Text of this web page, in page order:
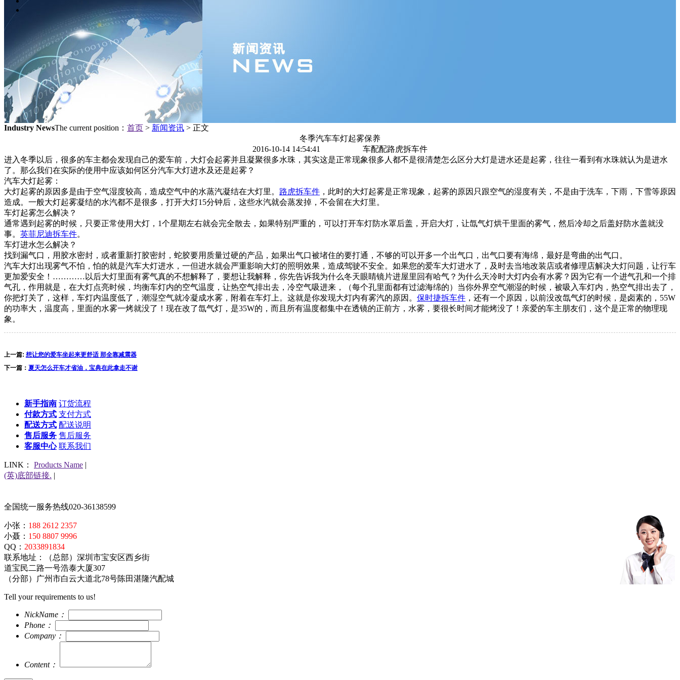
Industry NewsThe current position： 首页 > 新闻资讯 > 正文
冬季汽车车灯起雾保养
2016-10-14 14:54:41
车配配路虎拆车件
进入冬季以后，很多的车主都会发现自己的爱车前，大灯会起雾并且凝聚很多水珠，其实这是正常现象很多人都不是很清楚怎么区分大灯是进水还是起雾，往往一看到有水珠就认为是进水
了。那么我们在实际的使用中应该如何区分汽车大灯进水及还是起雾？
汽车大灯起雾：
大灯起雾的原因多是由于空气湿度较高，造成空气中的水蒸汽凝结在大灯里。 路虎拆车件 ， 此时的大灯起雾是正常现象，起雾的原因只跟空气的湿度有关，不是由于洗车，下雨，下雪等原因
造成。一般大灯起雾凝结的水汽都不是很多，打开大灯15分钟后，这些水汽就会蒸发掉，不会留在大灯里。
车灯起雾怎么解决？
通常遇到起雾的时候，只要正常使用大灯，1个星期左右就会完全散去，如果特别严重的，可以打开车灯防水罩后盖，开启大灯，让氙气灯烘干里面的雾气，然后冷却之后盖好防水盖就没
事。 英菲尼迪拆车件。
车灯进水怎么解决？
找到漏气口，用胶水密封，或者重新打胶密封，蛇胶要用质量过硬的产品，如果出气口被堵住的要打通，不够的可以开多一个出气口，出气口要有海绵，最好是弯曲的出气口。
汽车大灯出现雾气不怕，怕的就是汽车大灯进水，一但进水就会严重影响大灯的照明效果，造成驾驶不安全。如果您的爱车大灯进水了，及时去当地改装店或者修理店解决大灯问题，让行车
更加爱安全！…………以后大灯里面有雾气真的不想解释了，要想让我解释，你先告诉我为什么冬天眼睛镜片进屋里回有哈气？为什么天冷时大灯内会有水雾？因为它有一个进气孔和一个排
气孔，作用就是，在大灯点亮时候，均衡车灯内的空气温度，让热空气排出去，冷空气吸进来，（每个孔里面都有过滤海绵的）当你外界空气潮湿的时候，被吸入车灯内，热空气排出去了，
你把灯关了，这样，车灯内温度低了，潮湿空气就冷凝成水雾，附着在车灯上。这就是你发现大灯内有雾汽的原因。 保时捷拆车件 ，还有一个原因，以前没改氙气灯的时候，是卤素的，55W
的功率大，温度高，里面的水雾一烤就没了！现在改了氙气灯，是35W的，而且所有温度都集中在透镜的正前方，水雾，要很长时间才能烤没了！亲爱的车主朋友们，这个是正常的物理现
象。
上一篇: 想让您的爱车坐起来更舒适 那全靠减震器
下一篇： 夏天怎么开车才省油，宝典在此拿走不谢
新手指南 订货流程
付款方式 支付方式
配送方式 配送说明
售后服务 售后服务
客服中心 联系我们
LINK： Products Name |
(英)底部链接. |
全国统一服务热线020-36138599
小张： 188 2612 2357
小聂： 150 8807 9996
QQ： 2033891834
联系地址：（总部）深圳市宝安区西乡街
道宝民二路一号浩泰大厦307
（分部）广州市白云大道北78号陈田湛隆汽配城
Tell your requirements to us!
NickName：
Phone：
Company：
Content：